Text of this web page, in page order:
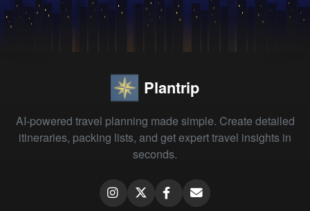
Plantrip
AI-powered travel planning made simple. Create detailed
itineraries, packing lists, and get expert travel insights in
seconds.